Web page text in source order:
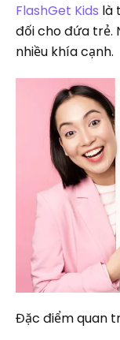
FlashGet Kids là
đối cho đứa trẻ.
nhiều khía cạnh.
Đặc điểm quan